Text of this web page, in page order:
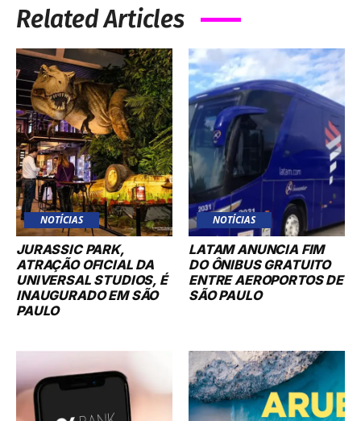
Related Articles
NOTÍCIAS
JURASSIC PARK,
ATRAÇÃO OFICIAL DA
UNIVERSAL STUDIOS, É
INAUGURADO EM SÃO
PAULO
NOTÍCIAS
LATAM ANUNCIA FIM
DO ÔNIBUS GRATUITO
ENTRE AEROPORTOS DE
SÃO PAULO